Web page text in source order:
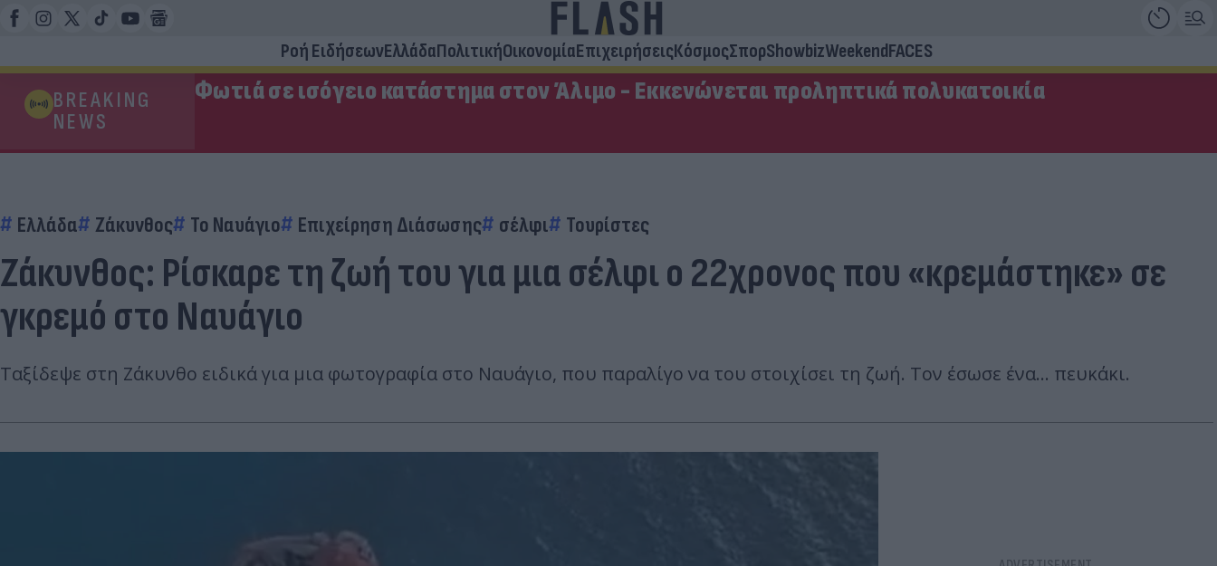
Ροή ΕιδήσεωνΕλλάδαΠολιτικήΟικονομίαΕπιχειρήσειςΚόσμοςΣπορShowbizWeekendFACES
BREAKING
NEWS
Φωτιά σε ισόγειο κατάστημα στον Άλιμο - Εκκενώνεται προληπτικά πολυκατοικία
Ελλάδα Ζάκυνθος Το Ναυάγιο Επιχείρηση Διάσωσης σέλφι Τουρίστες
Ζάκυνθος: Ρίσκαρε τη ζωή του για μια σέλφι ο 22χρονος που «κρεμάστηκε» σε
γκρεμό στο Ναυάγιο
Ταξίδεψε στη Ζάκυνθο ειδικά για μια φωτογραφία στο Ναυάγιο, που παραλίγο να του στοιχίσει τη ζωή. Τον έσωσε ένα... πευκάκι.